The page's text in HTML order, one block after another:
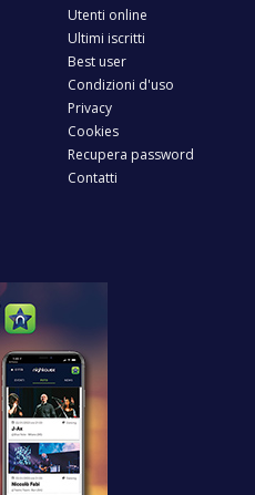
Utenti online
Ultimi iscritti
Best user
Condizioni d'uso
Privacy
Cookies
Recupera password
Contatti